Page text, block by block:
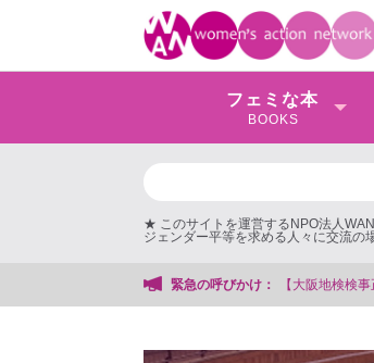
フェミな本
BOOKS
★ このサイトを運営するNPO法人
ジェンダー平等を求める人々に交流の
緊急の呼びかけ：
阪地検検事正による女性検事への性的暴行事件】 ◆女性検